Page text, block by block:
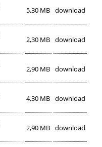
5,30 MB download
2,30 MB download
2,90 MB download
4,30 MB download
2,90 MB download